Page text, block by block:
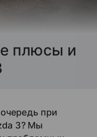
плюсы и
при
3? Мы